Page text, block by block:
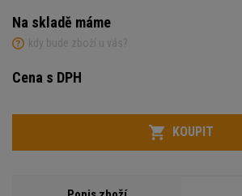
Na skladě máme
kdy bude zboží u vás?
Cena s DPH
Počet
KOUPIT